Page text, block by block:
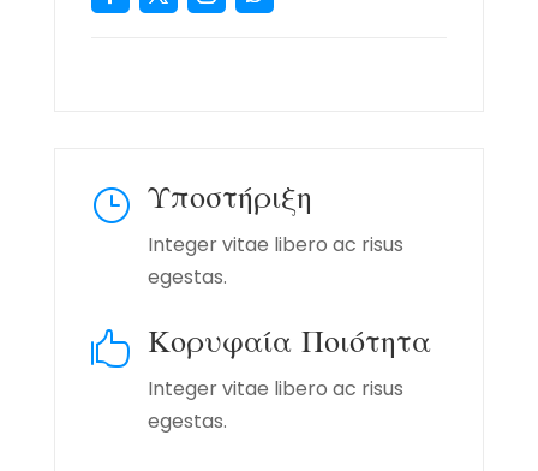
} Υποστήριξη
Integer vitae libero ac risus
egestas.
 Κορυφαία Ποιότητα
Integer vitae libero ac risus
egestas.